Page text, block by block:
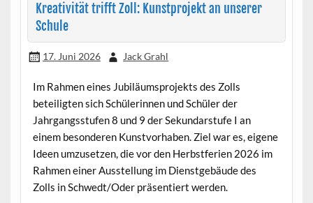
Kreativität trifft Zoll: Kunstprojekt an unserer
Schule
17. Juni 2026 Jack Grahl
Im Rahmen eines Jubiläumsprojekts des Zolls
beteiligten sich Schülerinnen und Schüler der
Jahrgangsstufen 8 und 9 der Sekundarstufe I an
einem besonderen Kunstvorhaben. Ziel war es, eigene
Ideen umzusetzen, die vor den Herbstferien 2026 im
Rahmen einer Ausstellung im Dienstgebäude des
Zolls in Schwedt/Oder präsentiert werden.